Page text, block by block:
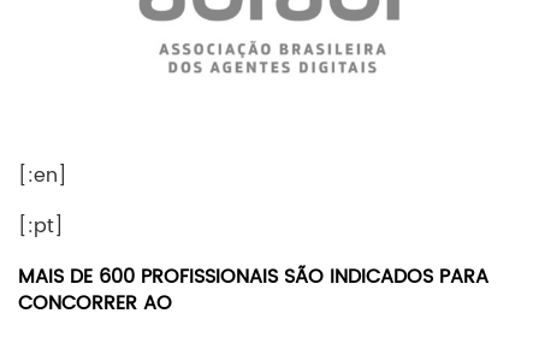
[:en]
[:pt]
MAIS DE 600 PROFISSIONAIS SÃO INDICADOS PARA
CONCORRER AO